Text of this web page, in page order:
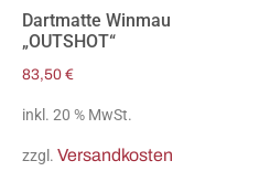
Dartmatte Winmau
„OUTSHOT“
83,50 €
inkl. 20 % MwSt.
zzgl. Versandkosten